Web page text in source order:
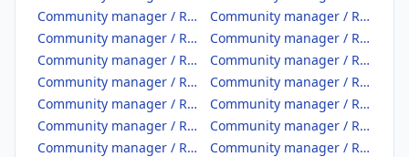
Community manager / Redes sociales en Burgos
Community manager / Redes sociales en Cáceres
Community manager / Redes sociales en Cádiz
Community manager / Redes sociales en Cantabria
Community manager / Redes sociales en Castellón/Castelló
Community manager / Redes sociales en Ceuta
Community manager / Redes sociales en Ciudad Real
Community manager / Redes sociales en Córdoba
Community manager / Redes sociales en Coruña, A
Community manager / Redes sociales en Cuenca
Community manager / Redes sociales en Gipuzkoa
Community manager / Redes sociales en Girona
Community manager / Redes sociales en Granada
Community manager / Redes sociales en Guadalajara